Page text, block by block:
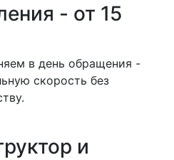
- от 15
в день обращения -
скорость без
и